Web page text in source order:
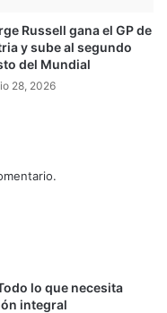
Russell gana el GP de
y sube al segundo
del Mundial
28, 2026
lo que necesita
integral